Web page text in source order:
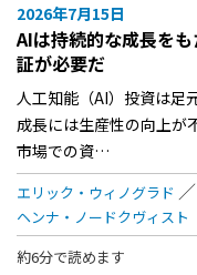
2026年7月15日
AIは持続的な成長を
証が必要だ
人工知能（AI）投資は足
成長には生産性の向上が
市場での資…
エリック・ウィノグラド
ヘンナ・ノードクヴィスト
約6分で読めます